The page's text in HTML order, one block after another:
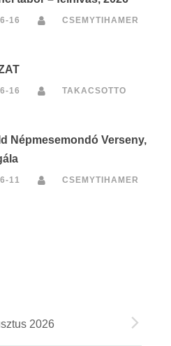
16 CSEMYTIHAMER
16 TAKACSOTTO
Népmesemondó Verseny,
11 CSEMYTIHAMER
2026